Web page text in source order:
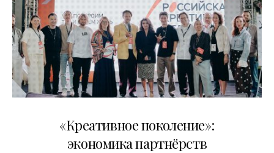
«Креативное поколение»:
экономика партнёрств